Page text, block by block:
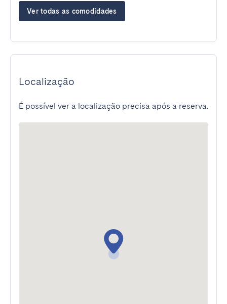
Ver todas as comodidades
Localização
É possível ver a localização precisa após a reserva.